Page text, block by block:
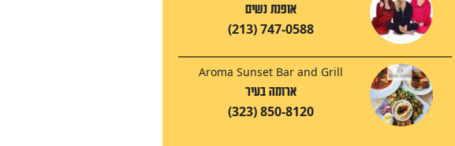
אופנת נשים
(213) 747-0588
Aroma Sunset Bar and Grill
ארומה בעיר
(323) 850-8120